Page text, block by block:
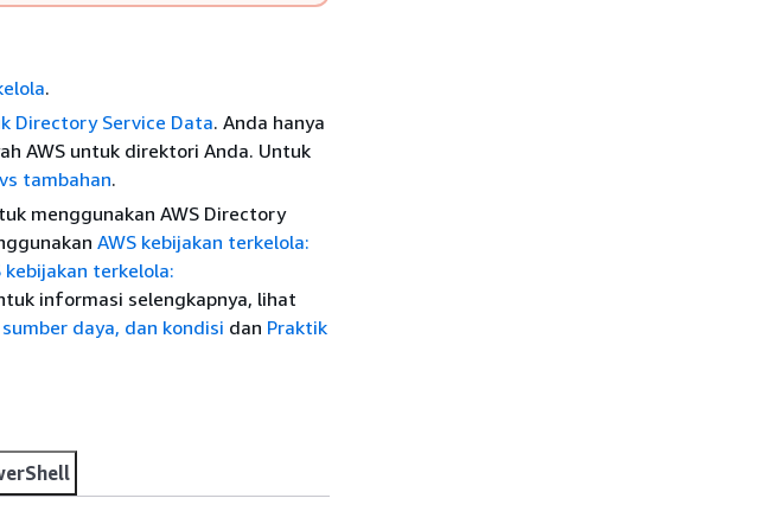
.
Directory Service Data. Anda hanya
AWS untuk direktori Anda. Untuk
tambahan.
menggunakan AWS Directory
AWS kebijakan terkelola:
kebijakan terkelola:
informasi selengkapnya, lihat
daya, dan kondisi dan Praktik